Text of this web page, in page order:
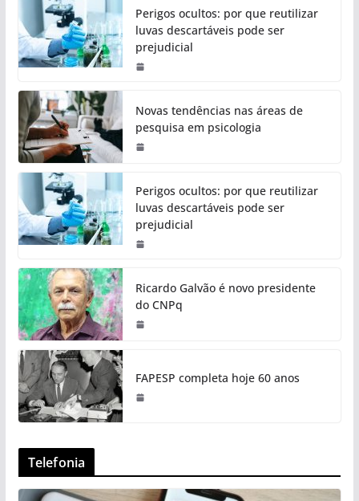
Perigos ocultos: por que reutilizar
luvas descartáveis pode ser
prejudicial
Novas tendências nas áreas de
pesquisa em psicologia
Perigos ocultos: por que reutilizar
luvas descartáveis pode ser
prejudicial
Ricardo Galvão é novo presidente
do CNPq
FAPESP completa hoje 60 anos
Telefonia